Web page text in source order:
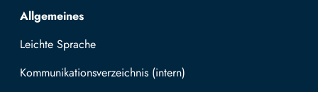
Allgemeines
Leichte Sprache
Kommunikationsverzeichnis (intern)